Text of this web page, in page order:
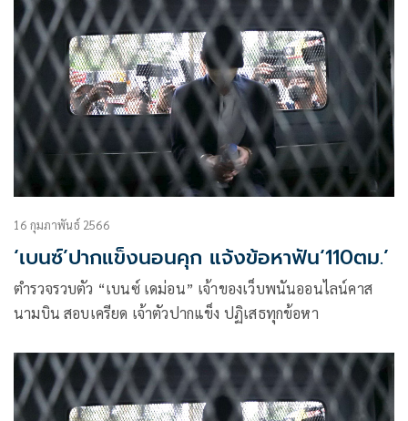
16 กุมภาพันธ์ 2566
‘เบนซ์’ปากแข็งนอนคุก แจ้งข้อหาฟัน‘110ตม.’
ตำรวจรวบตัว “เบนซ์ เดม่อน” เจ้าของเว็บพนันออนไลน์คาส
นามบิน สอบเครียด เจ้าตัวปากแข็ง ปฏิเสธทุกข้อหา